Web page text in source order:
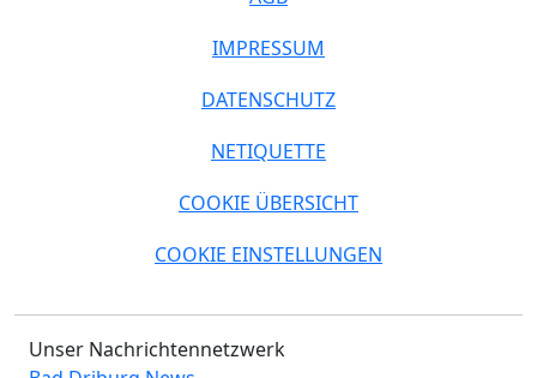
IMPRESSUM
DATENSCHUTZ
NETIQUETTE
COOKIE ÜBERSICHT
COOKIE EINSTELLUNGEN
Unser Nachrichtennetzwerk